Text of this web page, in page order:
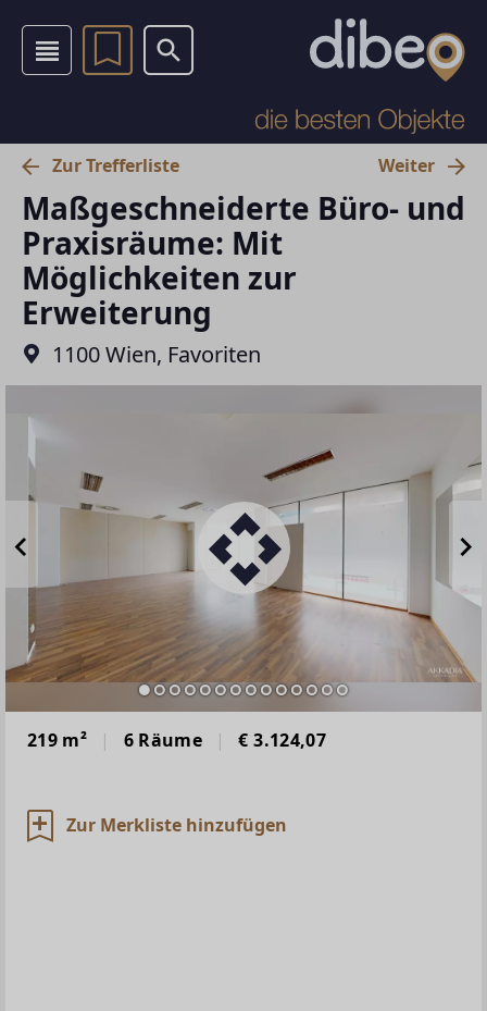
Zur Trefferliste Weiter
Maßgeschneiderte Büro- und
Praxisräume: Mit
Möglichkeiten zur
Erweiterung
1100 Wien, Favoriten
219 m² 6 Räume € 3.124,07
Zur Merkliste hinzufügen